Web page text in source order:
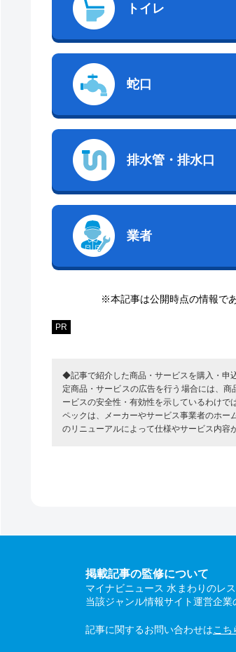
トイレ
蛇口
排水管・排水口
業者
※本記事は公開時点の情報で
PR
◆記事で紹介した商品・サービスを購入・申
定商品・サービスの広告を行う場合には、
ービスの安全性・有効性を示しているわけ
ペックは、メーカーやサービス事業者のホ
のリニューアルによって仕様やサービス内容
掲載記事の監修について
マイナビニュース 水まわりのレ
当該ジャンル情報サイト運営企業
記事に関するお問い合わせはこち